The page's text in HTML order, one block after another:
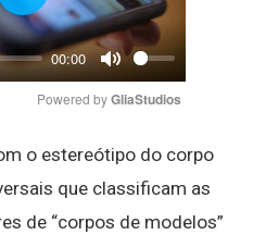
00:00
Mute
Play
Powered by GliaStudios
o estereótipo do corpo
que classificam as
de “corpos de modelos”